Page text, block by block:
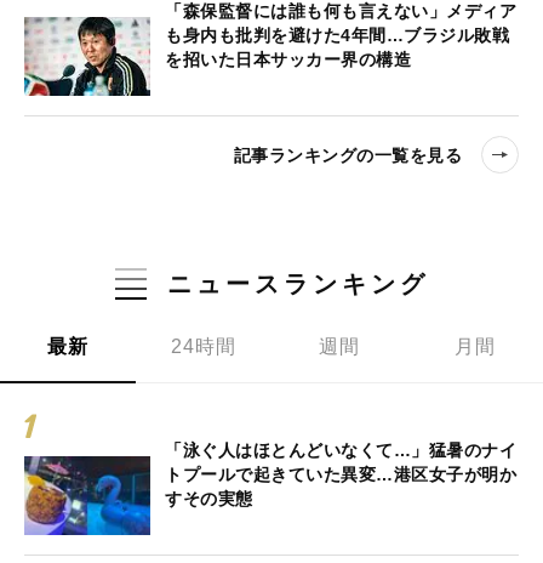
「森保監督には誰も何も言えない」メディア
も身内も批判を避けた4年間…ブラジル敗戦
を招いた日本サッカー界の構造
記事ランキングの一覧を見る
ニュースランキング
最新 24時間 週間 月間
「泳ぐ人はほとんどいなくて…」猛暑のナイ
トプールで起きていた異変…港区女子が明か
すその実態